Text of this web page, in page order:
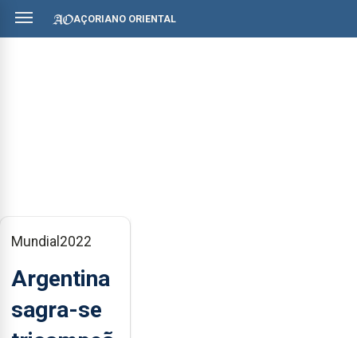
AÇORIANO ORIENTAL
Mundial2022
Argentina
sagra-se